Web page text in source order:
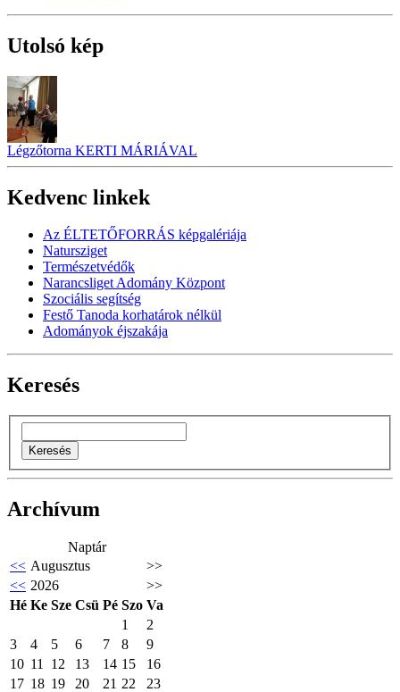
Utolsó kép
Légzőtorna KERTI MÁRIÁVAL
Kedvenc linkek
Az ÉLTETŐFORRÁS képgalériája
Natursziget
Természetvédők
Narancsliget Adomány Központ
Szociális segítség
Festő Tanoda korhatárok nélkül
Adományok éjszakája
Keresés
Archívum
Naptár
<< Augusztus
>>
<< 2026
>>
Hé Ke Sze Csü Pé Szo Va
1
2
3
4 5 6 7 8
9
10 11 12 13 14 15
16
17 18 19 20 21 22
23